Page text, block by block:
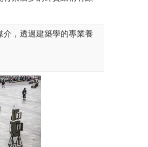
，透過建築學的專業養